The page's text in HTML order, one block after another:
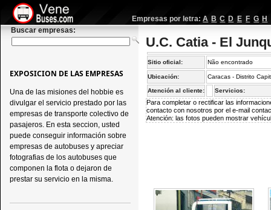
Empresas por letra: A B C D E F G H
Buscar empresas:
U.C. Catia - El
Sitio oficial: Não encontrado
Ubicación: Caracas - Distrito
Atención al cliente: Servicios:
Para completar o rectificar las
contacto con nosotros por el e-mail
Atención: las fotos pueden mostrar
EXPOSICION DE LAS EMPRESAS
Una de las misiones del hobbie es
divulgar el servicio prestado por las
empresas de transporte colectivo de
pasajeros. En esta seccion, usted
puede conseguir información sobre
empresas de autobuses y apreciar
fotografias de los autobuses que
componen la flota o dejaron de
prestar su servicio en la misma.